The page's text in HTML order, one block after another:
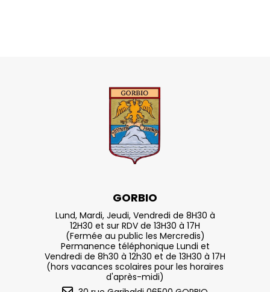
GORBIO
Lund, Mardi, Jeudi, Vendredi de 8H30 à
12H30 et sur RDV de 13H30 à 17H
(Fermée au public les Mercredis)
Permanence téléphonique Lundi et
Vendredi de 8h30 à 12h30 et de 13H30 à 17H
(hors vacances scolaires pour les horaires
d'après-midi)